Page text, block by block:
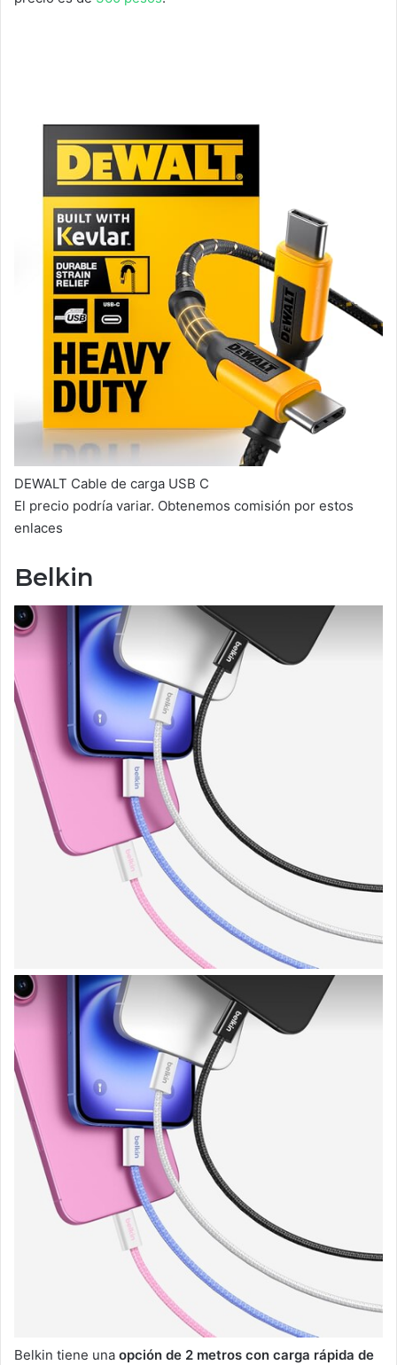
DEWALT Cable de carga USB C
El precio podría variar. Obtenemos comisión por estos
enlaces
Belkin
Belkin tiene una opción de 2 metros con carga rápida de